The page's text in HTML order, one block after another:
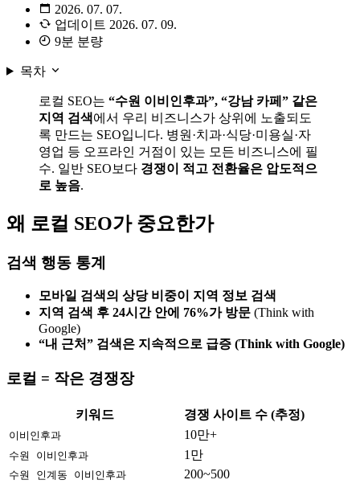
2026. 07. 07.
업데이트 2026. 07. 09.
9분 분량
목차
로컬 SEO는 “수원 이비인후과”, “강남 카페” 같은
지역 검색에서 우리 비즈니스가 상위에 노출되도
록 만드는 SEO입니다. 병원·치과·식당·미용실·자
영업 등 오프라인 거점이 있는 모든 비즈니스에 필
수. 일반 SEO보다 경쟁이 적고 전환율은 압도적으
로 높음.
왜 로컬 SEO가 중요한가
검색 행동 통계
모바일 검색의 상당 비중이 지역 정보 검색
지역 검색 후 24시간 안에 76%가 방문 (Think with
Google)
“내 근처” 검색은 지속적으로 급증 (Think with Google)
로컬 = 작은 경쟁장
키워드 경쟁 사이트 수 (추정)
이비인후과 10만+
수원 이비인후과 1만
수원 인계동 이비인후과 200~500